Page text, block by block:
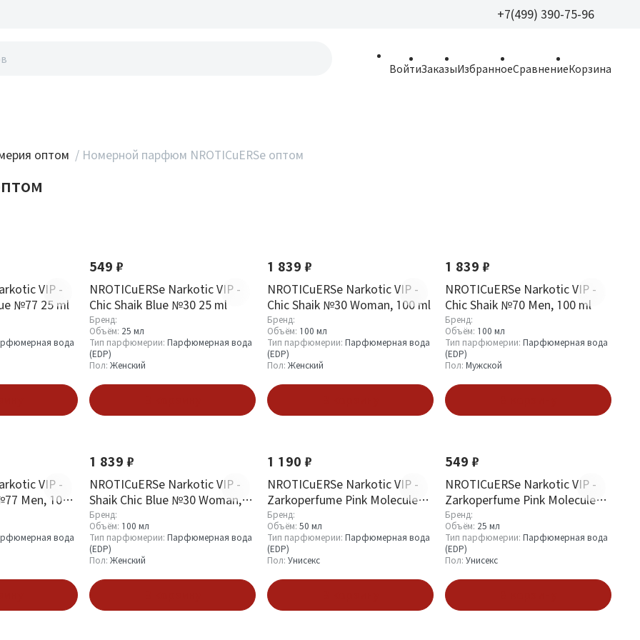
+7(499) 390-75-96
ВойтиЗаказыИзбранноеСравнениеКорзина
оптом / Номерной парфюм NROTICuERSe оптом
VIP -
№77 25 ml
вода
549 ₽
NROTICuERSe Narkotic VIP -
Chic Shaik Blue №30 25 ml
Бренд:
Объём: 25 мл
Тип парфюмерии: Парфюмерная вода
(EDP)
Пол: Женский
1 839 ₽
NROTICuERSe Narkotic VIP -
Chic Shaik №30 Woman, 100 ml
Бренд:
Объём: 100 мл
Тип парфюмерии: Парфюмерная вода
(EDP)
Пол: Женский
1 839 ₽
NROTICuERSe Narkotic VIP -
Chic Shaik №70 Men, 100 ml
Бренд:
Объём: 100 мл
Тип парфюмерии: Парфюмерная вода
(EDP)
Пол: Мужской
VIP -
Men, 100
вода
1 839 ₽
NROTICuERSe Narkotic VIP -
Shaik Chic Blue №30 Woman,
100 ml
Бренд:
Объём: 100 мл
Тип парфюмерии: Парфюмерная вода
(EDP)
Пол: Женский
1 190 ₽
NROTICuERSe Narkotic VIP -
Zarkoperfume Pink Molecule
090.09 50 ml
Бренд:
Объём: 50 мл
Тип парфюмерии: Парфюмерная вода
(EDP)
Пол: Унисекс
549 ₽
NROTICuERSe Narkotic VIP -
Zarkoperfume Pink Molecule
090.0 25 ml
Бренд:
Объём: 25 мл
Тип парфюмерии: Парфюмерная вода
(EDP)
Пол: Унисекс